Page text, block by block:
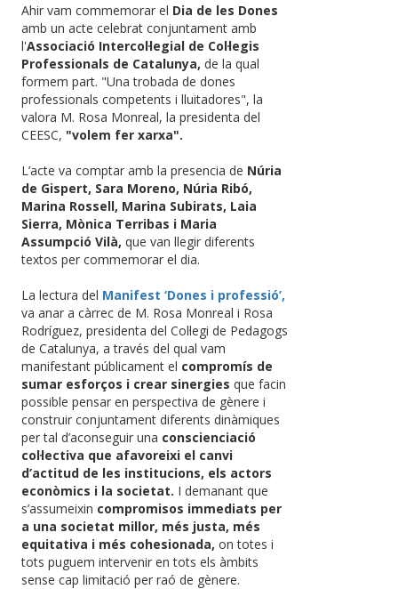
Ahir vam commemorar el Dia de les Dones
amb un acte celebrat conjuntament amb
l'Associació Intercol·legial de Col·legis
Professionals de Catalunya, de la qual
formem part. "Una trobada de dones
professionals competents i lluitadores", la
valora M. Rosa Monreal, la presidenta del
CEESC, "volem fer xarxa".
L’acte va comptar amb la presencia de Núria
de Gispert, Sara Moreno, Núria Ribó,
Marina Rossell, Marina Subirats, Laia
Sierra, Mònica Terribas i Maria
Assumpció Vilà, que van llegir diferents
textos per commemorar el dia.
La lectura del Manifest ‘Dones i professió’,
va anar a càrrec de M. Rosa Monreal i Rosa
Rodríguez, presidenta del Col·legi de Pedagogs
de Catalunya, a través del qual vam
manifestant públicament el compromís de
sumar esforços i crear sinergies que facin
possible pensar en perspectiva de gènere i
construir conjuntament diferents dinàmiques
per tal d’aconseguir una conscienciació
col·lectiva que afavoreixi el canvi
d’actitud de les institucions, els actors
econòmics i la societat. I demanant que
s’assumeixin compromisos immediats per
a una societat millor, més justa, més
equitativa i més cohesionada, on totes i
tots puguem intervenir en tots els àmbits
sense cap limitació per raó de gènere.